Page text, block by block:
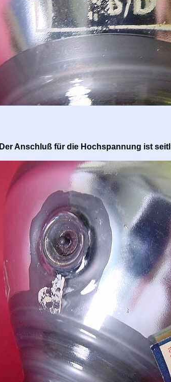
Der Anschluß für die Hochspannung ist